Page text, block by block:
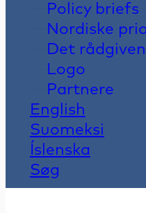
Policy briefs
Nordiske
Det
Logo
Partnere
English
Suomeksi
Íslenska
Søg